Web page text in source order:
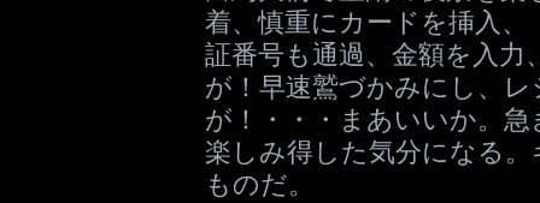
着、慎重にカードを挿入
証番号も通過、金額を入
が！早速鷲づかみにし、
が！・・・まあいいか。
楽しみ得した気分になる
ものだ。